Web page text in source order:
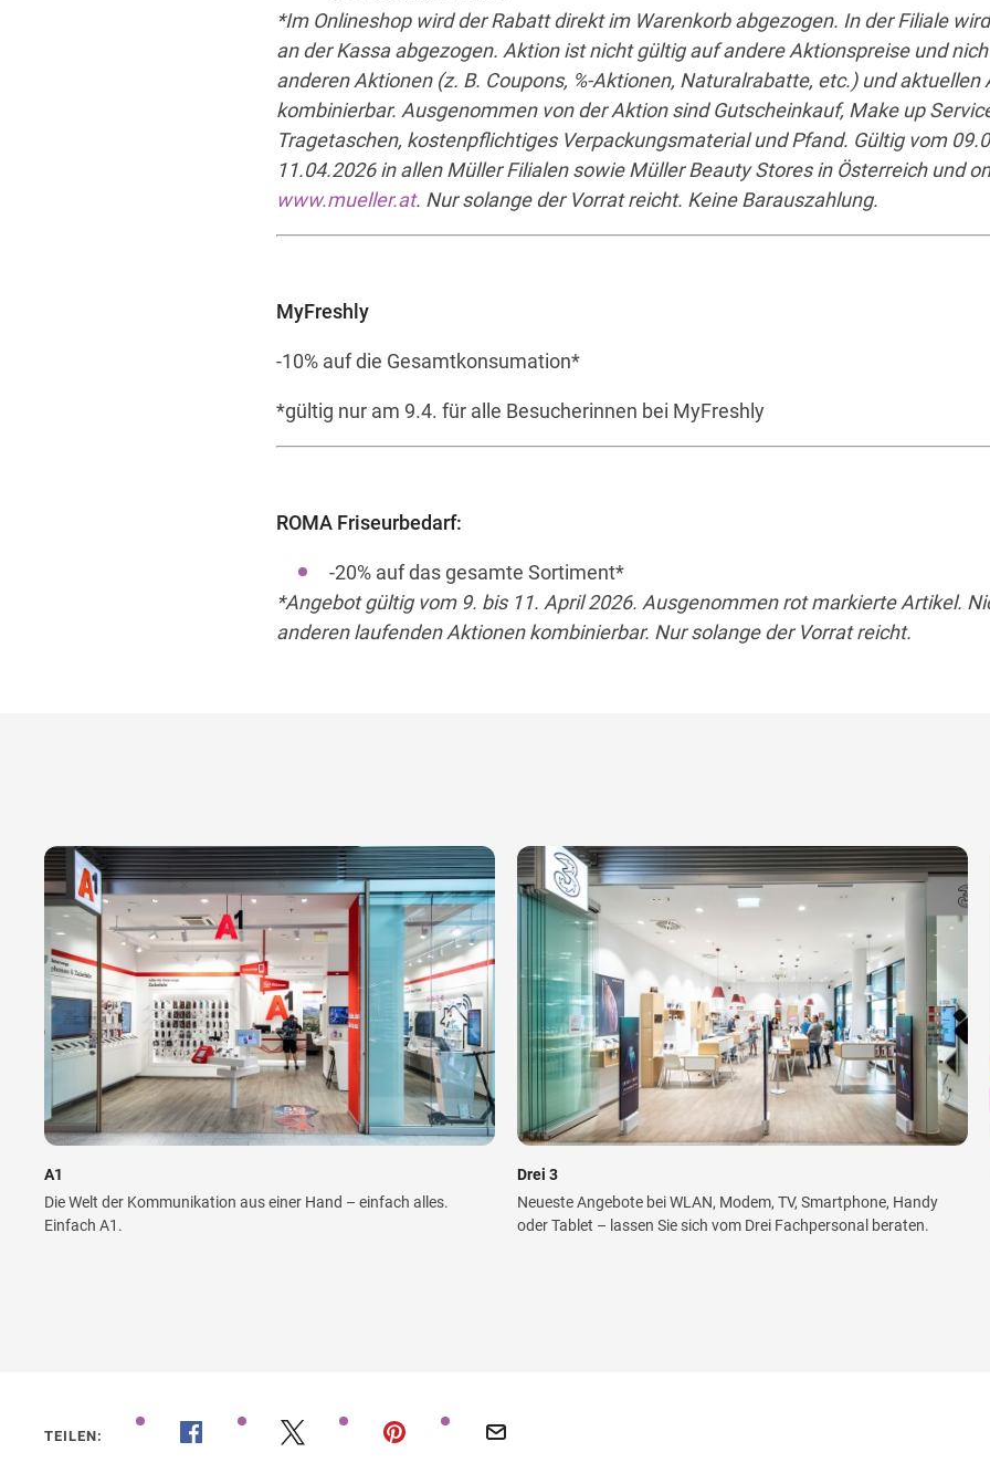
*Im Onlineshop wird der Rabatt direkt im Warenkorb abgezogen. In der Filiale
an der Kassa abgezogen. Aktion ist nicht gültig auf andere Aktionspreise und
anderen Aktionen (z. B. Coupons, %-Aktionen, Naturalrabatte, etc.) und aktuellen
kombinierbar. Ausgenommen von der Aktion sind Gutscheinkauf, Make up
Tragetaschen, kostenpflichtiges Verpackungsmaterial und Pfand. Gültig vom
11.04.2026 in allen Müller Filialen sowie Müller Beauty Stores in Österreich und
www.mueller.at. Nur solange der Vorrat reicht. Keine Barauszahlung.
MyFreshly
-10% auf die Gesamtkonsumation*
*gültig nur am 9.4. für alle Besucherinnen bei MyFreshly
ROMA Friseurbedarf:
-20% auf das gesamte Sortiment*
*Angebot gültig vom 9. bis 11. April 2026. Ausgenommen rot markierte Artikel.
anderen laufenden Aktionen kombinierbar. Nur solange der Vorrat reicht.
A1
Die Welt der Kommunikation aus einer Hand – einfach alles.
Einfach A1.
Drei 3
Neueste Angebote bei WLAN, Modem, TV, Smartphone, Handy
oder Tablet – lassen Sie sich vom Drei Fachpersonal beraten.
TEILEN: